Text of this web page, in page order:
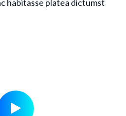
habitasse platea dictumst